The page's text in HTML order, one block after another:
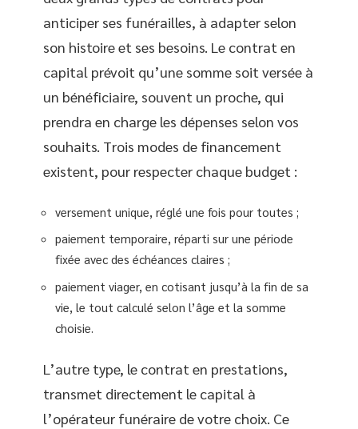
anticiper ses funérailles, à adapter selon
son histoire et ses besoins. Le contrat en
capital prévoit qu’une somme soit versée à
un bénéficiaire, souvent un proche, qui
prendra en charge les dépenses selon vos
souhaits. Trois modes de financement
existent, pour respecter chaque budget :
versement unique, réglé une fois pour toutes ;
paiement temporaire, réparti sur une période
fixée avec des échéances claires ;
paiement viager, en cotisant jusqu’à la fin de sa
vie, le tout calculé selon l’âge et la somme
choisie.
L’autre type, le contrat en prestations,
transmet directement le capital à
l’opérateur funéraire de votre choix. Ce